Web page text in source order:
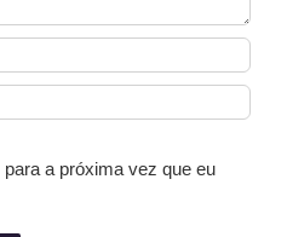
a próxima vez que eu